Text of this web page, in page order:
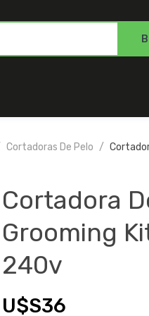
Cortadoras De Pelo
Cortadora
Grooming
240v
U$S36